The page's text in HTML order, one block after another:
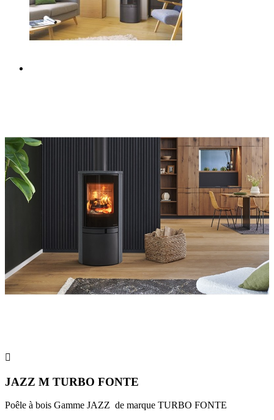

JAZZ M TURBO FONTE
Poêle à bois Gamme JAZZ de marque TURBO FONTE